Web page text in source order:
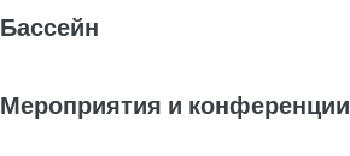
Бассейн
Мероприятия и конференции